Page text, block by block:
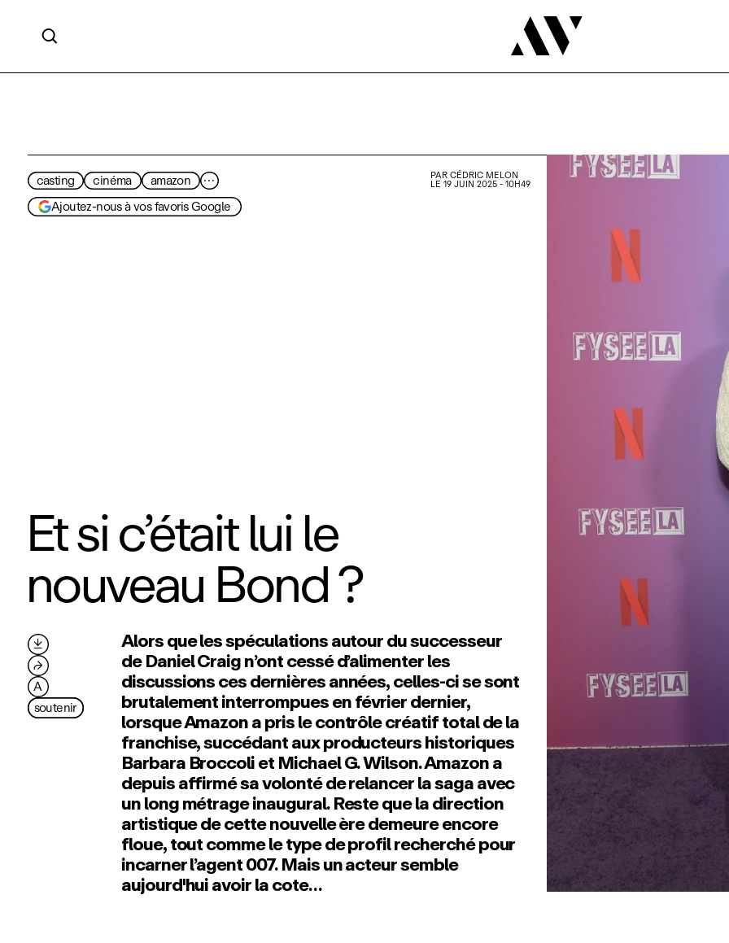

casting cinéma amazon
···
Ajoutez-nous à vos favoris Google
PARCÉDRIC MELON
LE 19 JUIN 2025 - 10H49
Et si c’était lui le
nouveau Bond ?
Alors que les spéculations autour du successeur
de Daniel Craig n’ont cessé d’alimenter les
discussions ces dernières années, celles‑ci se sont
brutalement interrompues en février dernier,
lorsque Amazon a pris le contrôle créatif total de la
franchise, succédant aux producteurs historiques
Barbara Broccoli et Michael G. Wilson. Amazon a
depuis affirmé sa volonté de relancer la saga avec
un long métrage inaugural. Reste que la direction
artistique de cette nouvelle ère demeure encore
floue, tout comme le type de profil recherché pour
incarner l’agent 007. Mais un acteur semble
aujourd'hui avoir la cote…

⮫
A
soutenir